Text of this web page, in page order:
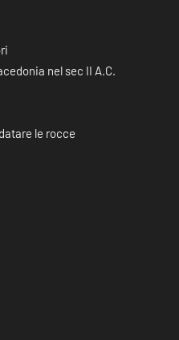
nel sec II A.C.
le rocce